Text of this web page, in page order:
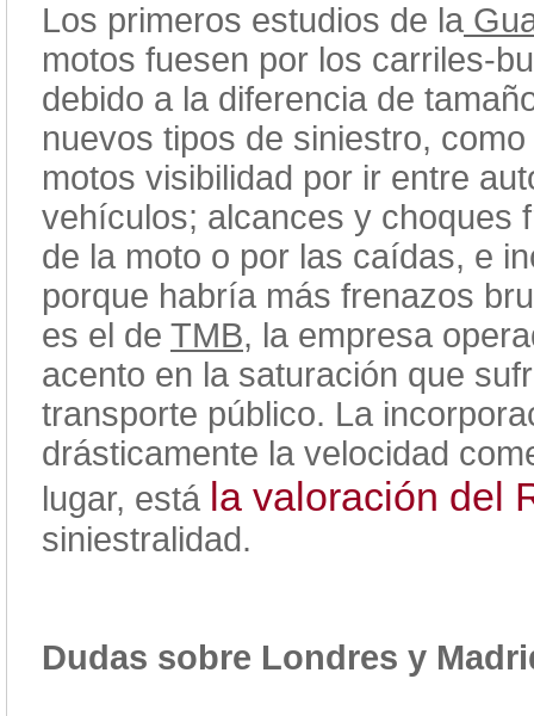
Los primeros estudios de la
motos fuesen por los carriles-
debido a la diferencia de
nuevos tipos de siniestro,
motos visibilidad por ir entre
vehículos; alcances y choques
de la moto o por las caídas, e
porque habría más frenazos
es el de TMB, la empresa
acento en la saturación que
transporte público. La
drásticamente la velocidad
lugar, está la valoración del
siniestralidad.
Dudas sobre Londres y